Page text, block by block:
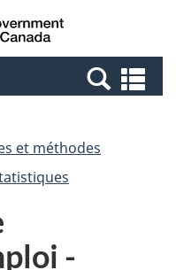
Canada
et
et méthodes
-